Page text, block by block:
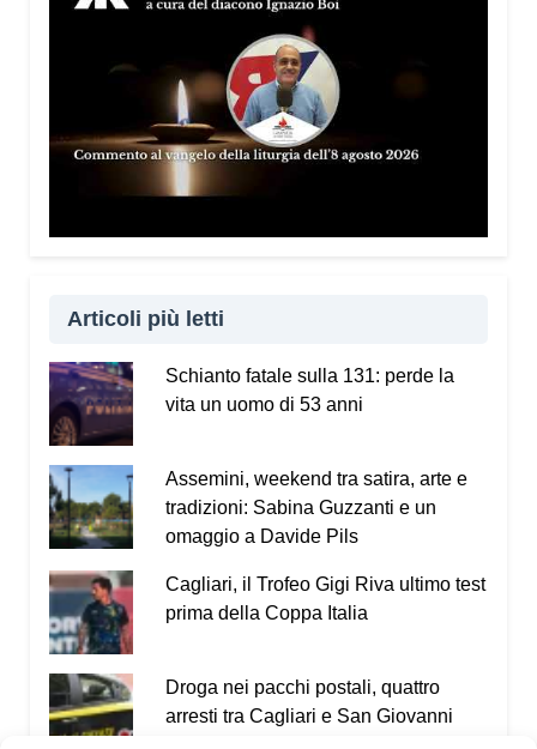
Articoli più letti
Schianto fatale sulla 131: perde la
vita un uomo di 53 anni
Assemini, weekend tra satira, arte e
tradizioni: Sabina Guzzanti e un
omaggio a Davide Pils
Cagliari, il Trofeo Gigi Riva ultimo test
prima della Coppa Italia
Droga nei pacchi postali, quattro
arresti tra Cagliari e San Giovanni